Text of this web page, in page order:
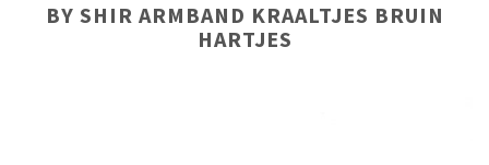
BY SHIR ARMBAND KRAALTJES BRUIN
HARTJES